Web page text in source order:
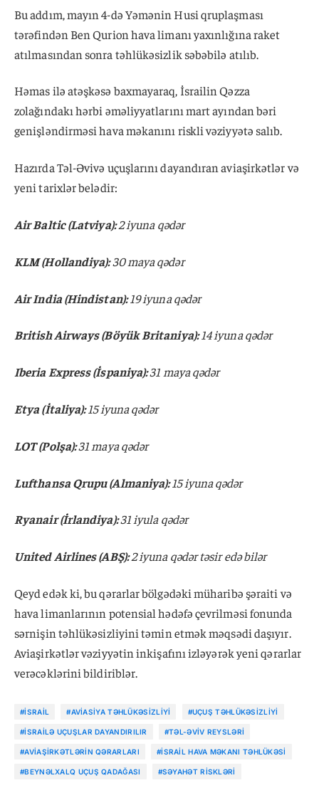
Bu addım, mayın 4-də Yəmənin Husi qruplaşması
tərəfindən Ben Qurion hava limanı yaxınlığına raket
atılmasından sonra təhlükəsizlik səbəbilə atılıb.
Həmas ilə atəşkəsə baxmayaraq, İsrailin Qəzza
zolağındakı hərbi əməliyyatlarını mart ayından bəri
genişləndirməsi hava məkanını riskli vəziyyətə salıb.
Hazırda Təl-Əvivə uçuşlarını dayandıran aviaşirkətlər və
yeni tarixlər belədir:
Air Baltic (Latviya):2 iyuna qədər
KLM (Hollandiya):30 maya qədər
Air India (Hindistan):19 iyuna qədər
British Airways (Böyük Britaniya):14 iyuna qədər
Iberia Express (İspaniya):31 maya qədər
Etya (İtaliya):15 iyuna qədər
LOT (Polşa):31 maya qədər
Lufthansa Qrupu (Almaniya):15 iyuna qədər
Ryanair (İrlandiya):31 iyula qədər
United Airlines (ABŞ):2 iyuna qədər təsir edə bilər
Qeyd edək ki, bu qərarlar bölgədəki müharibə şəraiti və
hava limanlarının potensial hədəfə çevrilməsi fonunda
sərnişin təhlükəsizliyini təmin etmək məqsədi daşıyır.
Aviaşirkətlər vəziyyətin inkişafını izləyərək yeni qərarlar
verəcəklərini bildiriblər.
#İSRAIL #AVIASIYA TƏHLÜKƏSIZLIYI #UÇUŞ TƏHLÜKƏSIZLIYI
#İSRAILƏ UÇUŞLAR DAYANDIRILIR #TƏL-ƏVIV REYSLƏRI
#AVIAŞIRKƏTLƏRIN QƏRARLARI #İSRAIL HAVA MƏKANI TƏHLÜKƏSI
#BEYNƏLXALQ UÇUŞ QADAĞASI #SƏYAHƏT RISKLƏRI